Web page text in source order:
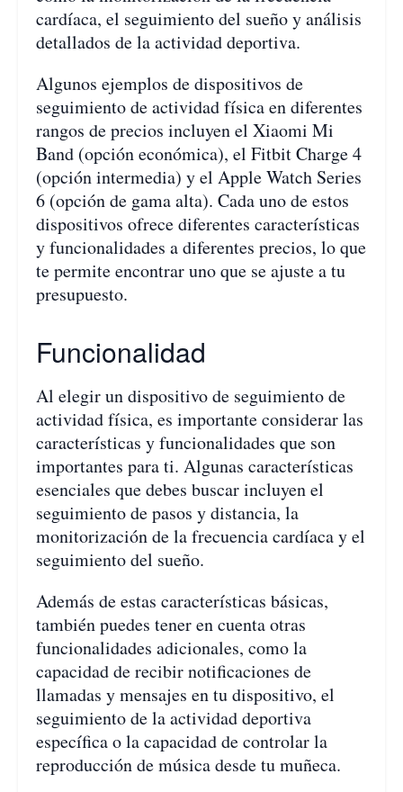
cardíaca, el seguimiento del sueño y análisis
detallados de la actividad deportiva.
Algunos ejemplos de dispositivos de
seguimiento de actividad física en diferentes
rangos de precios incluyen el Xiaomi Mi
Band (opción económica), el Fitbit Charge 4
(opción intermedia) y el Apple Watch Series
6 (opción de gama alta). Cada uno de estos
dispositivos ofrece diferentes características
y funcionalidades a diferentes precios, lo que
te permite encontrar uno que se ajuste a tu
presupuesto.
Funcionalidad
Al elegir un dispositivo de seguimiento de
actividad física, es importante considerar las
características y funcionalidades que son
importantes para ti. Algunas características
esenciales que debes buscar incluyen el
seguimiento de pasos y distancia, la
monitorización de la frecuencia cardíaca y el
seguimiento del sueño.
Además de estas características básicas,
también puedes tener en cuenta otras
funcionalidades adicionales, como la
capacidad de recibir notificaciones de
llamadas y mensajes en tu dispositivo, el
seguimiento de la actividad deportiva
específica o la capacidad de controlar la
reproducción de música desde tu muñeca.